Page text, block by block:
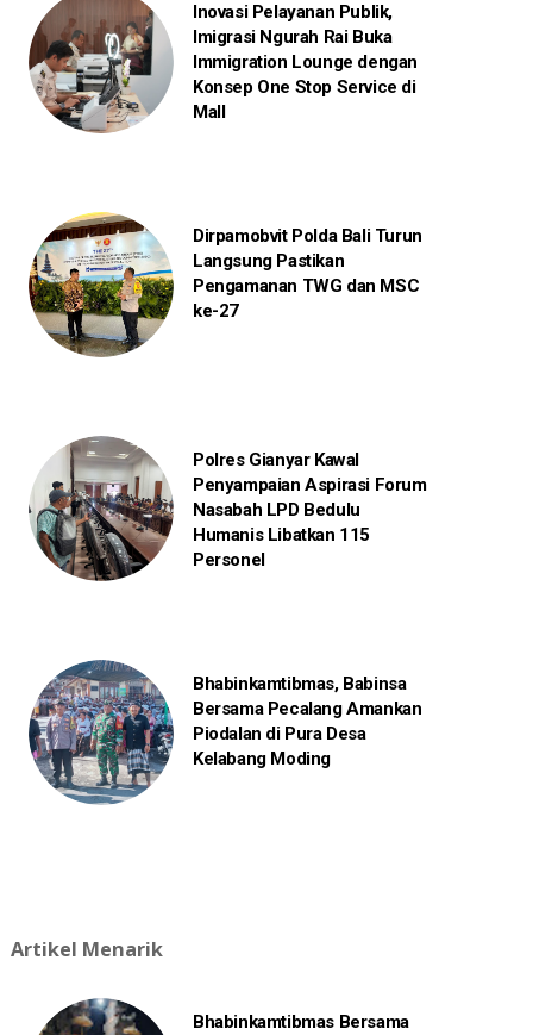
Inovasi Pelayanan Publik,
Imigrasi Ngurah Rai Buka
Immigration Lounge dengan
Konsep One Stop Service di
Mall
Dirpamobvit Polda Bali Turun
Langsung Pastikan
Pengamanan TWG dan MSC
ke-27
Polres Gianyar Kawal
Penyampaian Aspirasi Forum
Nasabah LPD Bedulu
Humanis Libatkan 115
Personel
Bhabinkamtibmas, Babinsa
Bersama Pecalang Amankan
Piodalan di Pura Desa
Kelabang Moding
Artikel Menarik
Bhabinkamtibmas Bersama